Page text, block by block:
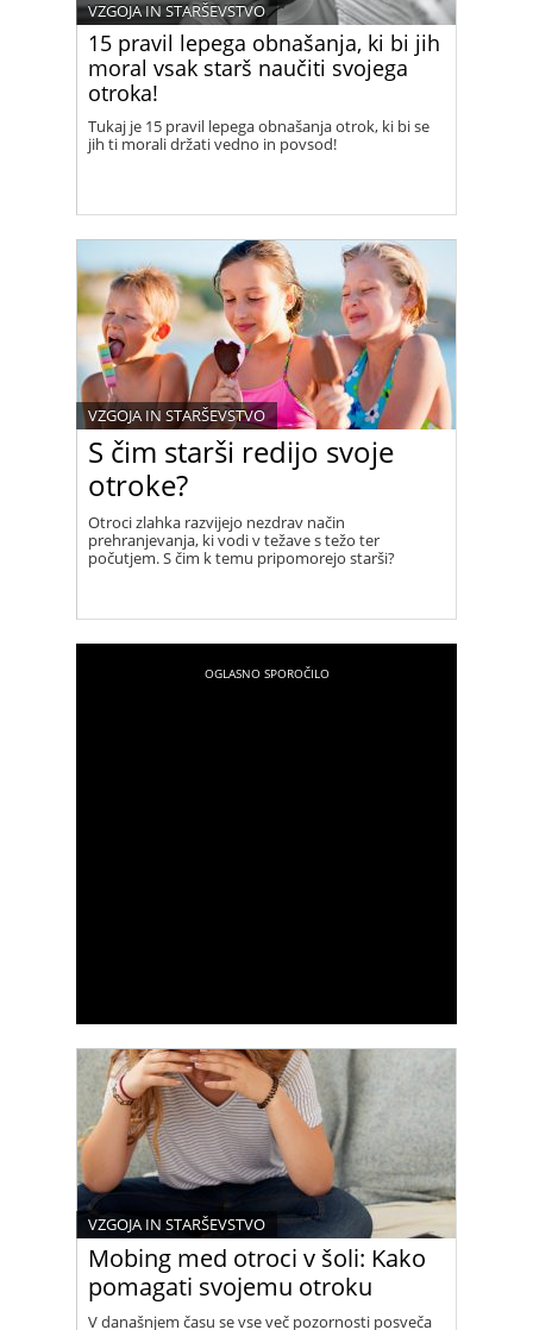
15 pravil lepega obnašanja, ki bi jih
moral vsak starš naučiti svojega
otroka!
VZGOJA IN STARŠEVSTVO
Tukaj je 15 pravil lepega obnašanja otrok, ki bi se
jih ti morali držati vedno in povsod!
S čim starši redijo svoje
otroke?
VZGOJA IN STARŠEVSTVO
Otroci zlahka razvijejo nezdrav način
prehranjevanja, ki vodi v težave s težo ter
počutjem. S čim k temu pripomorejo starši?
Mobing med otroci v šoli: Kako
pomagati svojemu otroku
VZGOJA IN STARŠEVSTVO
V današnjem času se vse več pozornosti posveča